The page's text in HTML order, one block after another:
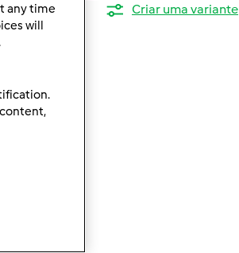
Criar uma variante
any time
will